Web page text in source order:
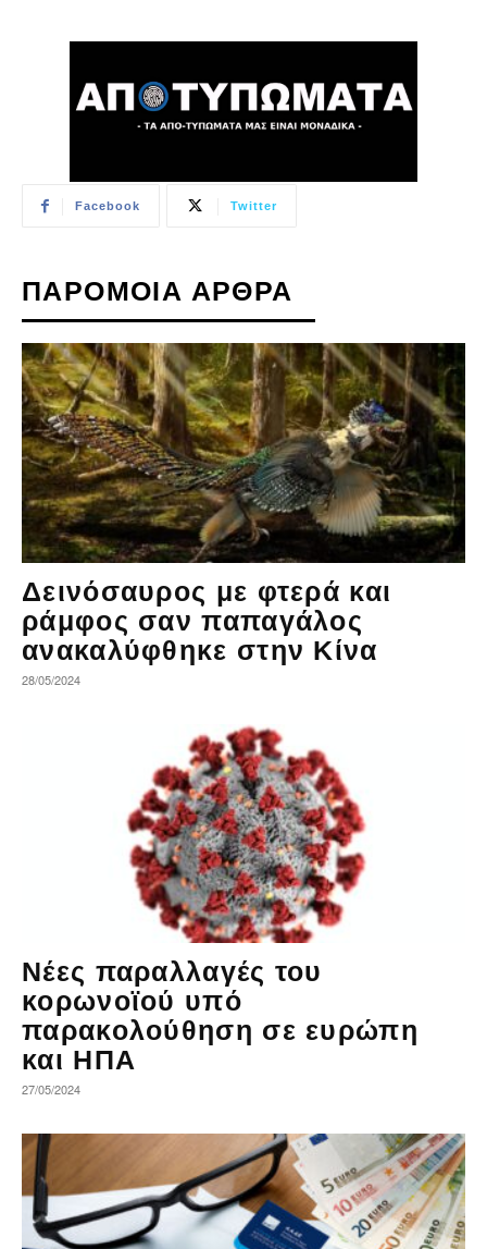
Facebook Twitter
ΠΑΡΟΜΟΙΑ ΑΡΘΡΑ
Δεινόσαυρος με φτερά και
ράμφος σαν παπαγάλος
ανακαλύφθηκε στην Κίνα
28/05/2024
Νέες παραλλαγές του
κορωνοϊού υπό
παρακολούθηση σε ευρώπη
και ΗΠΑ
27/05/2024